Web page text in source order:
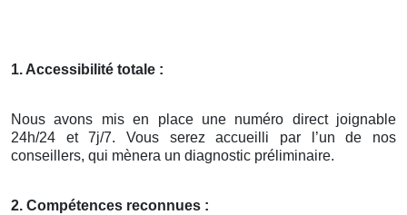
1. Accessibilité totale :
Nous avons mis en place une numéro direct joignable
24h/24 et 7j/7. Vous serez accueilli par l’un de nos
conseillers, qui mènera un diagnostic préliminaire.
2. Compétences reconnues :